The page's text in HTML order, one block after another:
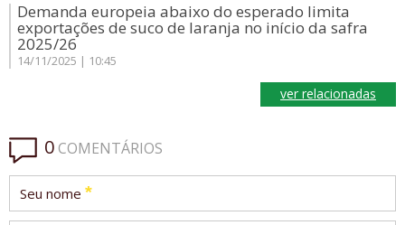
Demanda europeia abaixo do esperado limita
exportações de suco de laranja no início da safra
2025/26
14/11/2025 | 10:45
ver relacionadas
0COMENTÁRIOS
Seu nome *